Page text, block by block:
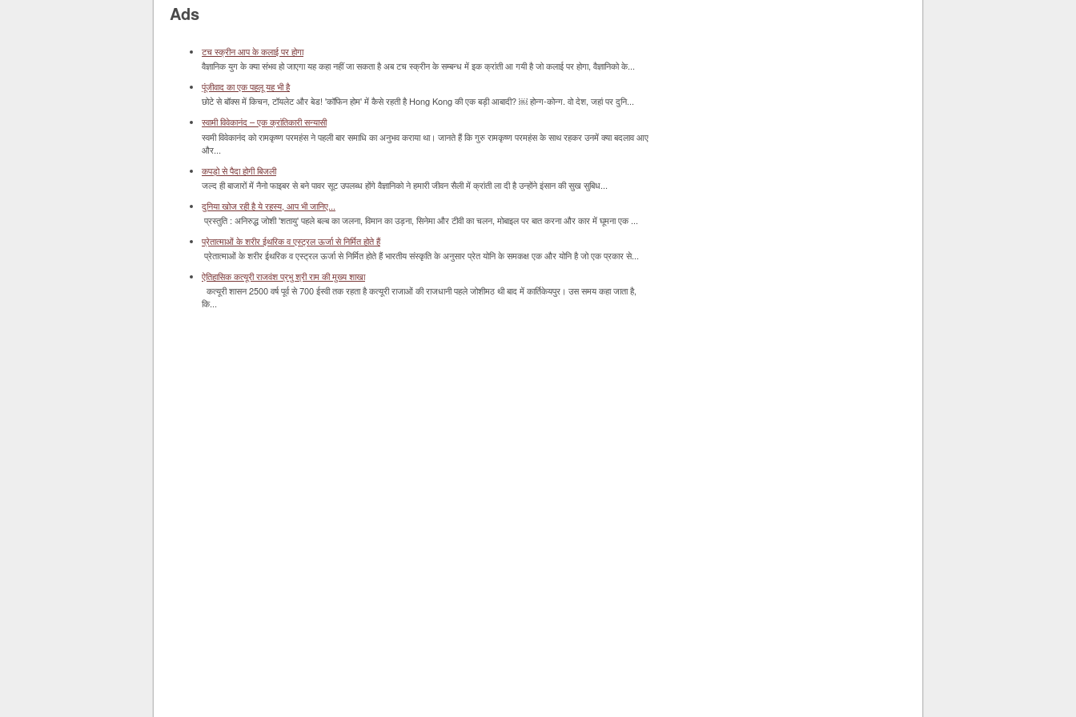
Ads
टच स्क्रीन आप के कलाई पर होगा
वैज्ञानिक युग के क्या संभव हो जाएगा यह कहा नहीं जा सकता है अब टच स्क्रीन के सम्बन्ध में इक क्रांती आ गयी है जो कलाई पर होगा, वैज्ञानिको के...
पूंजीवाद का एक पहलू यह भी है
छोटे से बॉक्‍स में किचन, टॉयलेट और बेड! 'कॉफिन होम' में कैसे रहती है Hong Kong की एक बड़ी आबादी? ￼ होन्ग-कोन्ग. वो देश, जहां पर दुनि...
स्वामी विवेकानंद – एक क्रांतिकारी सन्यासी
स्वमी विवेकानंद को रामकृष्ण परमहंस ने पहली बार समाधि का अनुभव कराया था। जानते हैं कि गुरु रामकृष्ण परमहंस के साथ रहकर उनमें क्या बदलाव आए
और...
कपड़ो से पैदा होगी बिजली
जल्द ही बाजारों में नैनो फाइबर से बने पावर सूट उपलब्ध होंगे वैज्ञानिको ने हमारी जीवन सैली में क्रांती ला दी है उन्होंने इंसान की सुख सुबिध...
दुनिया खोज रही है ये रहस्य, आप भी जानिए...
प्रस्तुति : अनिरुद्ध जोशी 'शतायु' पहले बल्ब का जलना, विमान का उड़ना, सिनेमा और टीवी का चलन, मोबाइल पर बात करना और कार में घूमना एक ...
प्रेतात्माओं के शरीर ईथरिक व एस्ट्रल ऊर्जा से निर्मित होते हैं
प्रेतात्माओं के शरीर ईथरिक व एस्ट्रल ऊर्जा से निर्मित होते हैं भारतीय संस्कृति के अनुसार प्रेत योनि के समकक्ष एक और योनि है जो एक प्रकार से...
ऐतिहासिक कत्यूरी राजवंश प्रभु श्री राम की मुख्य शाखा
कत्यूरी शासन 2500 वर्ष पूर्व से 700 ईस्वी तक रहता है कत्यूरी राजाओं की राजधानी पहले जोशीमठ थी बाद में कार्तिकेयपुर। उस समय कहा जाता है,
कि...